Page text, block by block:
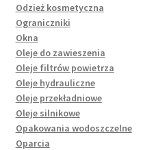
Odzież kosmetyczna
Ograniczniki
Okna
Oleje do zawieszenia
Oleje filtrów powietrza
Oleje hydrauliczne
Oleje przekładniowe
Oleje silnikowe
Opakowania wodoszczelne
Oparcia